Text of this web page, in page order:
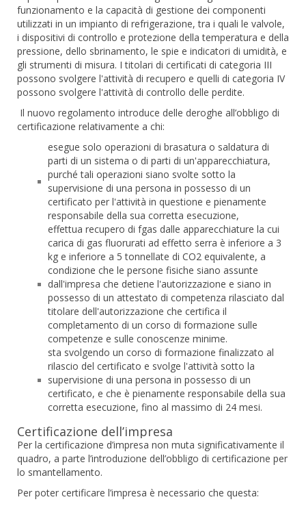
funzionamento e la capacità di gestione dei componenti
utilizzati in un impianto di refrigerazione, tra i quali le valvole,
i dispositivi di controllo e protezione della temperatura e della
pressione, dello sbrinamento, le spie e indicatori di umidità, e
gli strumenti di misura. I titolari di certificati di categoria III
possono svolgere l'attività di recupero e quelli di categoria IV
possono svolgere l'attività di controllo delle perdite.
Il nuovo regolamento introduce delle deroghe all’obbligo di
certificazione relativamente a chi:
esegue solo operazioni di brasatura o saldatura di
parti di un sistema o di parti di un'apparecchiatura,
purché tali operazioni siano svolte sotto la
supervisione di una persona in possesso di un
certificato per l'attività in questione e pienamente
responsabile della sua corretta esecuzione,
effettua recupero di fgas dalle apparecchiature la cui
carica di gas fluorurati ad effetto serra è inferiore a 3
kg e inferiore a 5 tonnellate di CO2 equivalente, a
condizione che le persone fisiche siano assunte
dall'impresa che detiene l'autorizzazione e siano in
possesso di un attestato di competenza rilasciato dal
titolare dell'autorizzazione che certifica il
completamento di un corso di formazione sulle
competenze e sulle conoscenze minime.
sta svolgendo un corso di formazione finalizzato al
rilascio del certificato e svolge l'attività sotto la
supervisione di una persona in possesso di un
certificato, e che è pienamente responsabile della sua
corretta esecuzione, fino al massimo di 24 mesi.
Certificazione dell’impresa
Per la certificazione d’impresa non muta significativamente il
quadro, a parte l’introduzione dell’obbligo di certificazione per
lo smantellamento.
Per poter certificare l’impresa è necessario che questa: